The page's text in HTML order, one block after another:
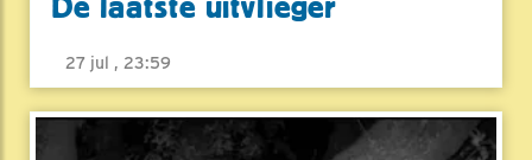
27 jul , 23:59